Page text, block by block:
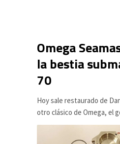
Omega
la bestia
70
Hoy sale restaurado de
otro clásico de Omega, el